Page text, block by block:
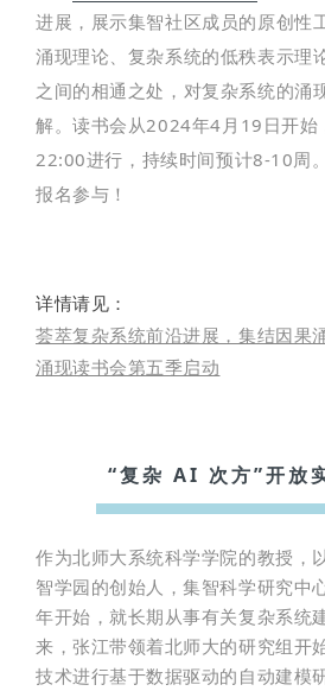
进展，展示集智社区成员的原创性
涌现理论、复杂系统的低秩表示理
之间的相通之处，对复杂系统的涌
解。读书会从2024年4月19日开
22:00进行，持续时间预计8-10周
报名参与！
详情请见：
荟萃复杂系统前沿进展，集结因果
涌现读书会第五季启动
“复杂 AI 次方”开放
作为北师大系统科学学院的教授，
智学园的创始人，集智科学研究中
年开始，就长期从事有关复杂系统
来，张江带领着北师大的研究组开
技术进行基于数据驱动的自动建模